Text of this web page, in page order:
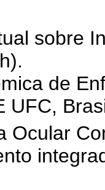
sobre
de
UFC,
Ocular